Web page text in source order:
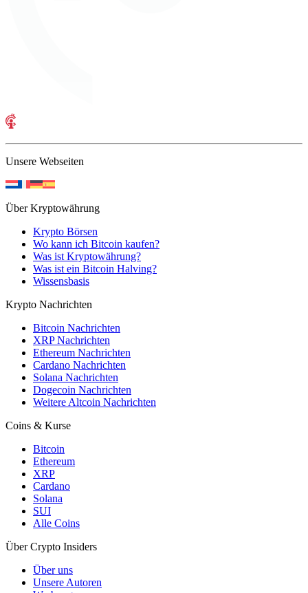
Unsere Webseiten
Über Kryptowährung
Krypto Börsen
Wo kann ich Bitcoin kaufen?
Was ist Kryptowährung?
Was ist ein Bitcoin Halving?
Wissensbasis
Krypto Nachrichten
Bitcoin Nachrichten
XRP Nachrichten
Ethereum Nachrichten
Cardano Nachrichten
Solana Nachrichten
Dogecoin Nachrichten
Weitere Altcoin Nachrichten
Coins & Kurse
Bitcoin
Ethereum
XRP
Cardano
Solana
SUI
Alle Coins
Über Crypto Insiders
Über uns
Unsere Autoren